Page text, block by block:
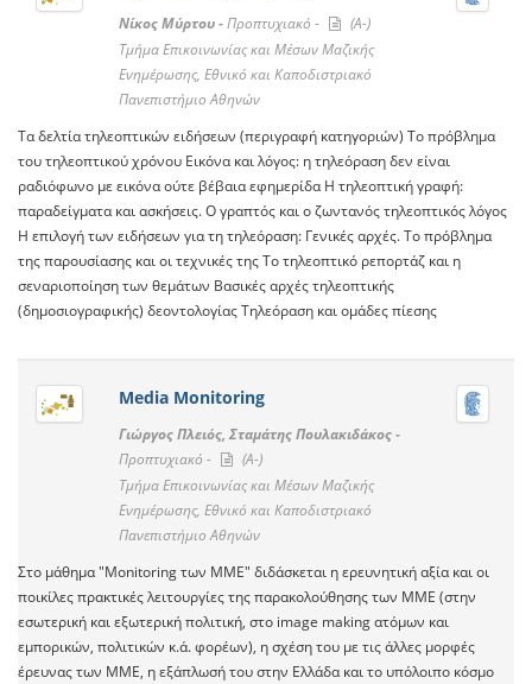
Νίκος Μύρτου -Προπτυχιακό -
(A-)
Τμήμα Επικοινωνίας και Μέσων Μαζικής
Ενημέρωσης, Εθνικό και Καποδιστριακό
Πανεπιστήμιο Αθηνών
Tα δελτία τηλεοπτικών ειδήσεων (περιγραφή κατηγοριών) Tο πρόβλημα
του τηλεοπτικού χρόνου Eικόνα και λόγος: η τηλεόραση δεν είναι
ραδιόφωνο με εικόνα ούτε βέβαια εφημερίδα H τηλεοπτική γραφή:
παραδείγματα και ασκήσεις. O γραπτός και ο ζωντανός τηλεοπτικός λόγος
H επιλογή των ειδήσεων για τη τηλεόραση: Γενικές αρχές. Tο πρόβλημα
της παρουσίασης και οι τεχνικές της Tο τηλεοπτικό ρεπορτάζ και η
σεναριοποίηση των θεμάτων Bασικές αρχές τηλεοπτικής
(δημοσιογραφικής) δεοντολογίας Tηλεόραση και ομάδες πίεσης
Media Monitoring
Γιώργος Πλειός, Σταμάτης Πουλακιδάκος -
Προπτυχιακό -
(A-)
Τμήμα Επικοινωνίας και Μέσων Μαζικής
Ενημέρωσης, Εθνικό και Καποδιστριακό
Πανεπιστήμιο Αθηνών
Στο μάθημα "Monitoring των ΜΜΕ" διδάσκεται η ερευνητική αξία και οι
ποικίλες πρακτικές λειτουργίες της παρακολούθησης των ΜΜΕ (στην
εσωτερική και εξωτερική πολιτική, στο image making ατόμων και
εμπορικών, πολιτικών κ.ά. φορέων), η σχέση του με τις άλλες μορφές
έρευνας των ΜΜΕ, η εξάπλωσή του στην Ελλάδα και το υπόλοιπο κόσμο